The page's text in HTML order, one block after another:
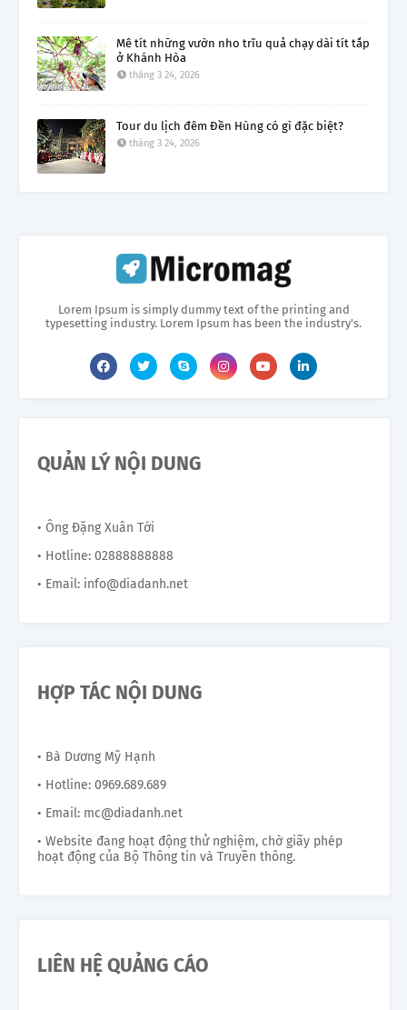
Mê tít những vườn nho trĩu quả chạy dài tít tắp
ở Khánh Hòa
tháng 3 24, 2026
Tour du lịch đêm Đền Hùng có gì đặc biệt?
tháng 3 24, 2026
Lorem Ipsum is simply dummy text of the printing and
typesetting industry. Lorem Ipsum has been the industry's.
QUẢN LÝ NỘI DUNG
• Ông Đặng Xuân Tới
• Hotline: 02888888888
• Email: info@diadanh.net
HỢP TÁC NỘI DUNG
• Bà Dương Mỹ Hạnh
• Hotline: 0969.689.689
• Email: mc@diadanh.net
• Website đang hoạt động thử nghiệm, chờ giấy phép
hoạt động của Bộ Thông tin và Truyền thông.
LIÊN HỆ QUẢNG CÁO